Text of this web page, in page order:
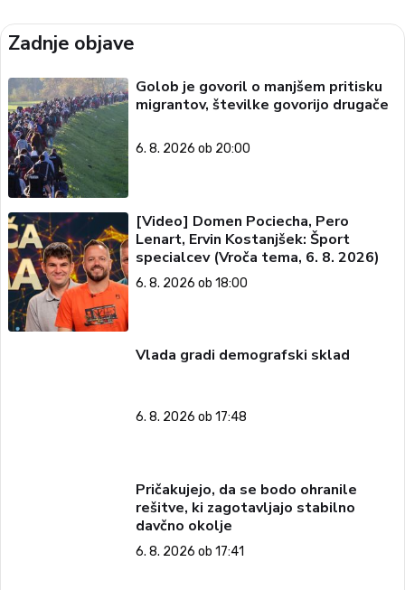
Zadnje objave
Golob je govoril o manjšem pritisku
migrantov, številke govorijo drugače
6. 8. 2026 ob 20:00
[Video] Domen Pociecha, Pero
Lenart, Ervin Kostanjšek: Šport
specialcev (Vroča tema, 6. 8. 2026)
6. 8. 2026 ob 18:00
Vlada gradi demografski sklad
6. 8. 2026 ob 17:48
Pričakujejo, da se bodo ohranile
rešitve, ki zagotavljajo stabilno
davčno okolje
6. 8. 2026 ob 17:41